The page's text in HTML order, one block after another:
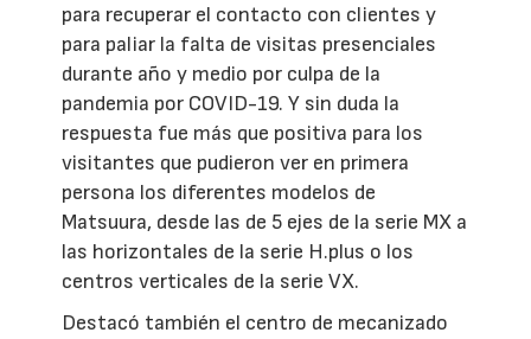
para recuperar el contacto con clientes y
para paliar la falta de visitas presenciales
durante año y medio por culpa de la
pandemia por COVID-19. Y sin duda la
respuesta fue más que positiva para los
visitantes que pudieron ver en primera
persona los diferentes modelos de
Matsuura, desde las de 5 ejes de la serie MX a
las horizontales de la serie H.plus o los
centros verticales de la serie VX.
Destacó también el centro de mecanizado